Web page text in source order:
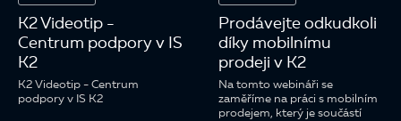
K2 Videotip -
Centrum podpory v IS
K2
K2 Videotip - Centrum
podpory v IS K2
Prodávejte odkudkoli
díky mobilnímu
prodeji v K2
Na tomto webináři se
zaměříme na práci s mobilním
prodejem, který je součástí